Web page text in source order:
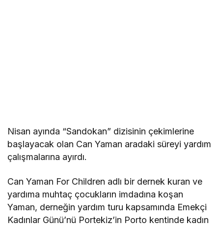
Nisan ayında “Sandokan” dizisinin çekimlerine
başlayacak olan Can Yaman aradaki süreyi yardım
çalışmalarına ayırdı.
Can Yaman For Children adlı bir dernek kuran ve
yardıma muhtaç çocukların imdadına koşan
Yaman, derneğin yardım turu kapsamında Emekçi
Kadınlar Günü’nü Portekiz’in Porto kentinde kadın